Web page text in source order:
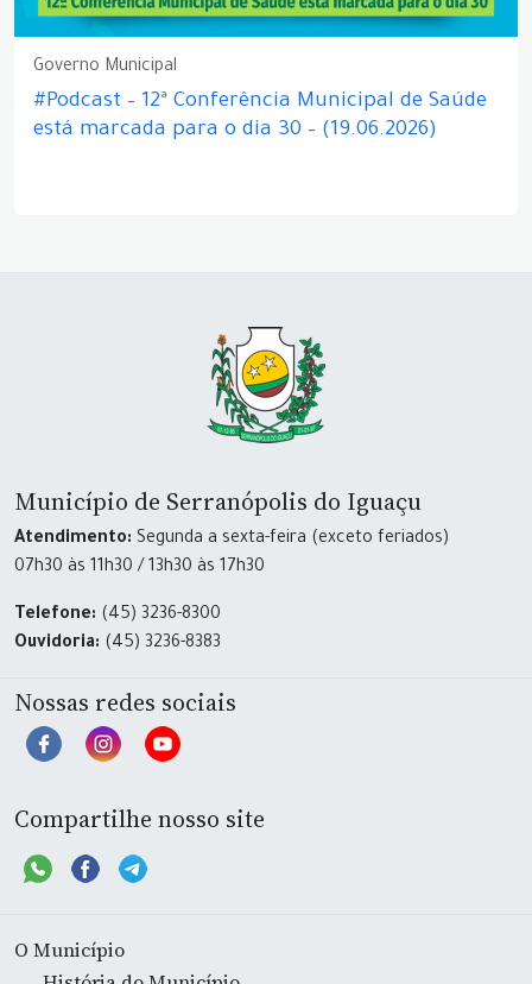
Governo Municipal
#Podcast – 12ª Conferência Municipal de Saúde
está marcada para o dia 30 – (19.06.2026)
Município de Serranópolis do Iguaçu
Atendimento: Segunda a sexta-feira (exceto feriados)
07h30 às 11h30 / 13h30 às 17h30
Telefone: (45) 3236-8300
Ouvidoria: (45) 3236-8383
Nossas redes sociais
Compartilhe nosso site
O Município